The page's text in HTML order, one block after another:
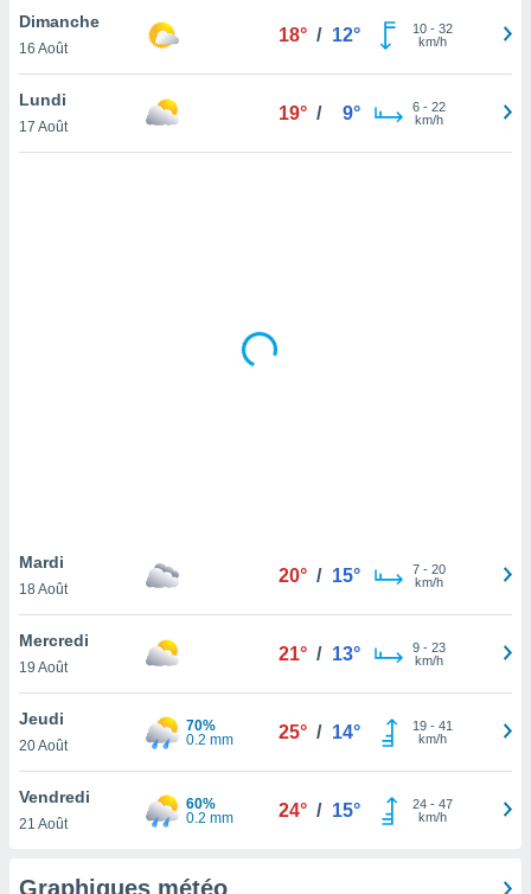
votre
à
en
le
notre
que
et que
Dimanche
16 Août
18° / 12° 10- 32
km/h
Lundi
17 Août
19° / 9° 6- 22
km/h
Mardi
18 Août
20° / 15° 7- 20
km/h
Mercredi
19 Août
21° / 13° 9- 23
km/h
Jeudi
20 Août
70%
0.2 mm
25° / 14° 19- 41
km/h
Vendredi
21 Août
60%
0.2 mm
24° / 15° 24- 47
km/h
Graphiques météo